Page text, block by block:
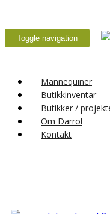
Toggle navigation
Mannequiner
Butikkinventar
Butikker /
Om Darrol
Kontakt